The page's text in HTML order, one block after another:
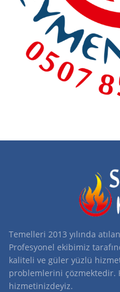
Temelleri 2013 yılında
Profesyonel ekibimiz
kaliteli ve güler yüzlü
problemlerini çözmektedir.
hizmetinizdeyiz.